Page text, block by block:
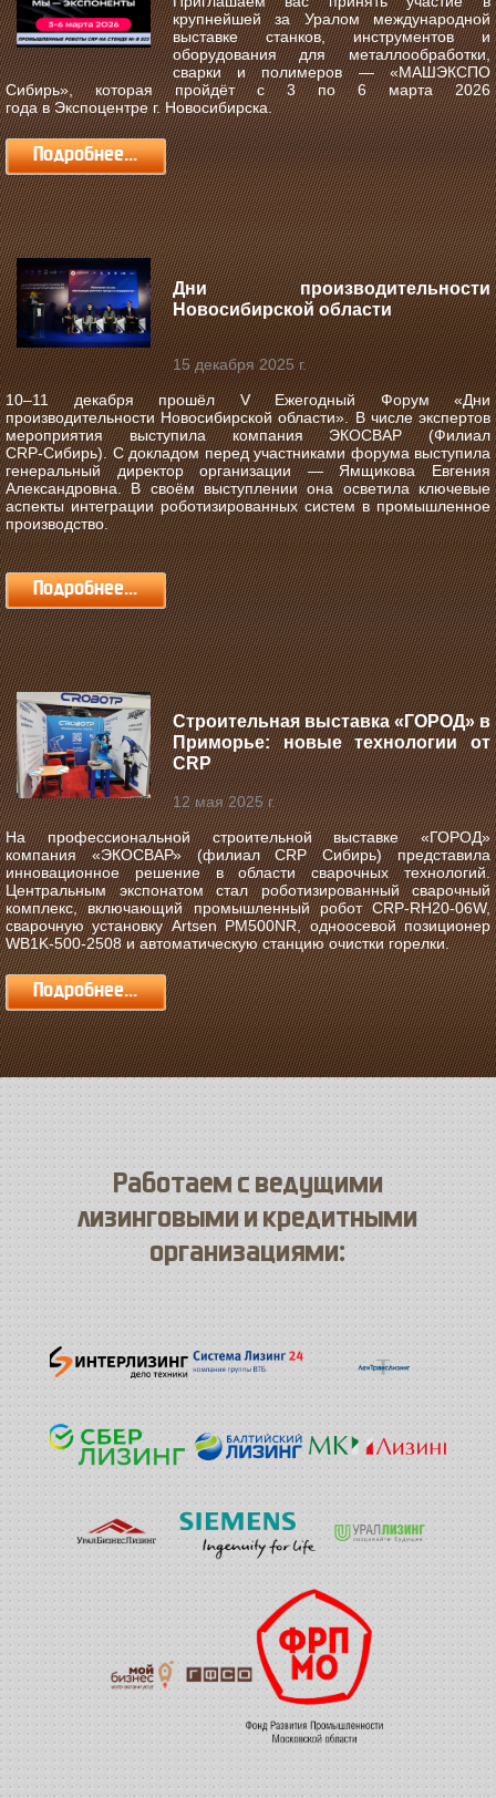
крупнейшей за Уралом международной
выставке станков, инструментов и
оборудования для металлообработки,
сварки и полимеров —«МАШЭКСПО
Сибирь», которая пройдёт с3 по 6 марта 2026
годавЭкспоцентре г. Новосибирска.
Подробнее...
Дни производительности
Новосибирской области
15 декабря 2025 г.
10–11 декабря прошёл V Ежегодный Форум «Дни
производительности Новосибирской области».В числе экспертов
мероприятия выступила компания ЭКОСВАР (Филиал
CRP‑Сибирь). С докладом перед участниками форума выступила
генеральный директор организации — Ямщикова Евгения
Александровна. В своём выступлении она осветила ключевые
аспекты интеграции роботизированных систем в промышленное
производство.
Подробнее...
Строительная выставка «ГОРОД» в
Приморье: новые технологии от
CRP
12 мая 2025 г.
На профессиональной строительной выставке «ГОРОД»
компания «ЭКОСВАР» (филиал CRP Сибирь) представила
инновационное решение в области сварочных технологий.
Центральным экспонатом стал роботизированный сварочный
комплекс, включающий промышленный робот CRP-RH20-06W,
сварочную установку Artsen PM500NR, одноосевой позиционер
WB1K-500-2508 и автоматическую станцию очистки горелки.
Подробнее...
Работаем с ведущими
лизинговыми и кредитными
организациями: